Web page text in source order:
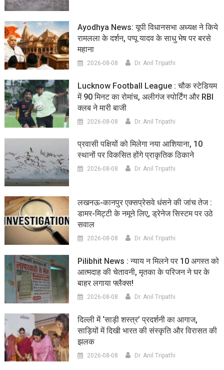
Ayodhya News: यूपी विधानसभा अध्यक्ष ने किये
रामलला के दर्शन, पप्पू यादव के साधु भेष पर बरसे
महाना
2026-08-08 Dr. Anil Tripathi
Lucknow Football League : चौक स्टेडियम
में 90 मिनट का रोमांच, अलीगंज स्पोर्टिंग और RBI
क्लब ने मारी बाजी
2026-08-08 Dr. Anil Tripathi
प्रवासी पक्षियों को मिलेगा नया आशियाना, 10
स्थानों पर विकसित होंगे प्राकृतिक ठिकाने
2026-08-08 Dr. Anil Tripathi
लखनऊ-कानपुर एक्सप्रेसवे धंसने की जांच तेज :
डामर-मिट्टी के नमूने लिए, ड्रेनेज सिस्टम पर उठे
सवाल
2026-08-08 Dr. Anil Tripathi
Pilibhit News : न्याय न मिलने पर 10 अगस्त को
आत्मदाह की चेतावनी, मृतका के परिजन ने घर के
बाहर लगाया फ्लैक्स!
2026-08-08 Dr. Anil Tripathi
दिल्ली में ‘साड़ी शस्त्र’ प्रदर्शनी का आगाज,
साड़ियों में दिखी भारत की संस्कृति और विरासत की
झलक
2026-08-08 Dr. Anil Tripathi